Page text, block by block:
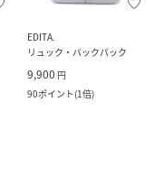
EDITA.
リュック・バックパック
9,900 円
90ポイント(1倍)